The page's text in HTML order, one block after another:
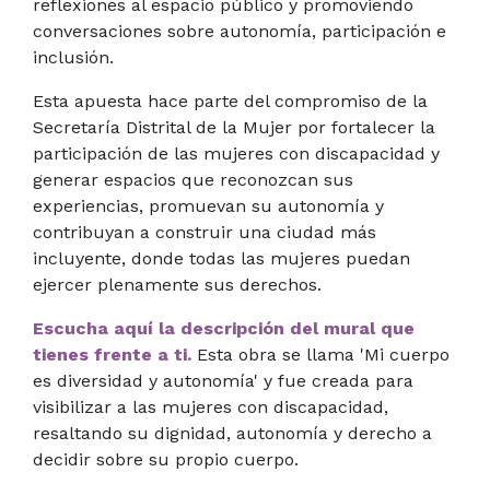
reflexiones al espacio público y promoviendo
conversaciones sobre autonomía, participación e
inclusión.
Esta apuesta hace parte del compromiso de la
Secretaría Distrital de la Mujer por fortalecer la
participación de las mujeres con discapacidad y
generar espacios que reconozcan sus
experiencias, promuevan su autonomía y
contribuyan a construir una ciudad más
incluyente, donde todas las mujeres puedan
ejercer plenamente sus derechos.
Escucha aquí la descripción del mural que
tienes frente a ti. Esta obra se llama 'Mi cuerpo
es diversidad y autonomía' y fue creada para
visibilizar a las mujeres con discapacidad,
resaltando su dignidad, autonomía y derecho a
decidir sobre su propio cuerpo.